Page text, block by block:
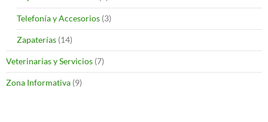
Telefonía y Accesorios (3)
Zapaterías (14)
Veterinarias y Servicios (7)
Zona Informativa (9)